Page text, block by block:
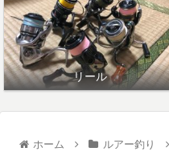
リール
ホーム ルアー釣り